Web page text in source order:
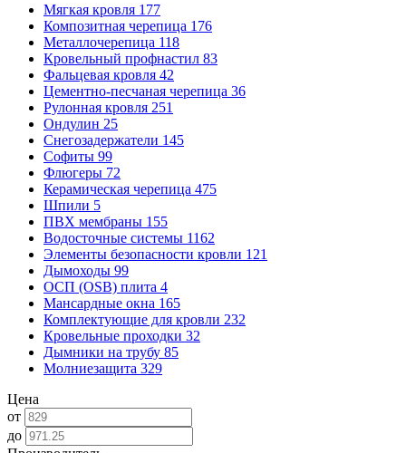
Мягкая кровля 177
Композитная черепица 176
Металлочерепица 118
Кровельный профнастил 83
Фальцевая кровля 42
Цементно-песчаная черепица 36
Рулонная кровля 251
Ондулин 25
Снегозадержатели 145
Софиты 99
Флюгеры 72
Керамическая черепица 475
Шпили 5
ПВХ мембраны 155
Водосточные системы 1162
Элементы безопасности кровли 121
Дымоходы 99
ОСП (OSB) плита 4
Мансардные окна 165
Комплектующие для кровли 232
Кровельные проходки 32
Дымники на трубу 85
Молниезащита 329
Цена
от
до